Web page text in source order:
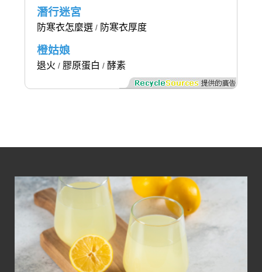
潛行迷宮
防寒衣怎麼選/ 防寒衣厚度
橙姑娘
退火 / 膠原蛋白 / 酵素